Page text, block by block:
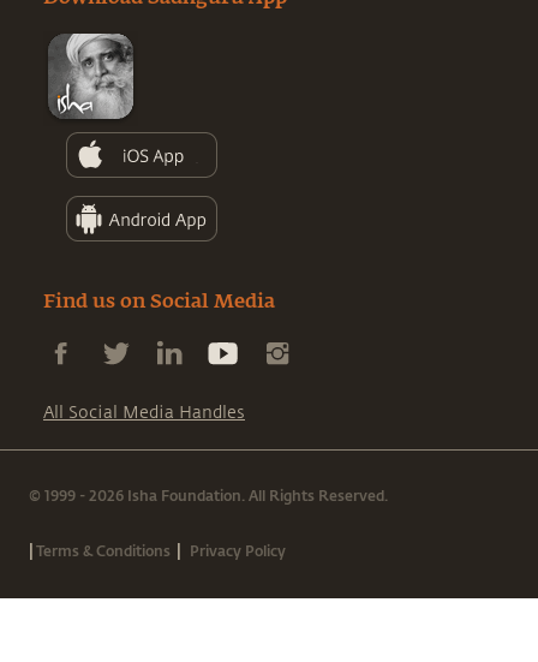
Find us on Social Media
All Social Media Handles
© 1999 - 2026 Isha Foundation. All Rights Reserved.
|Terms & Conditions | Privacy Policy